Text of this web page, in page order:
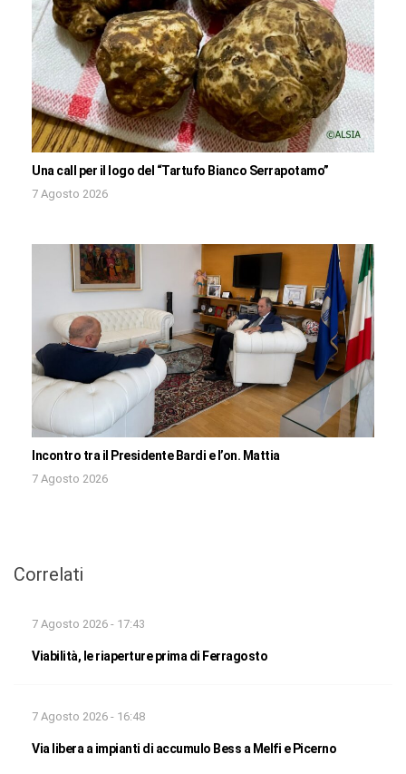
Una call per il logo del “Tartufo Bianco Serrapotamo”
7 Agosto 2026
Incontro tra il Presidente Bardi e l’on. Mattia
7 Agosto 2026
Correlati
7 Agosto 2026 - 17:43
Viabilità, le riaperture prima di Ferragosto
7 Agosto 2026 - 16:48
Via libera a impianti di accumulo Bess a Melfi e Picerno